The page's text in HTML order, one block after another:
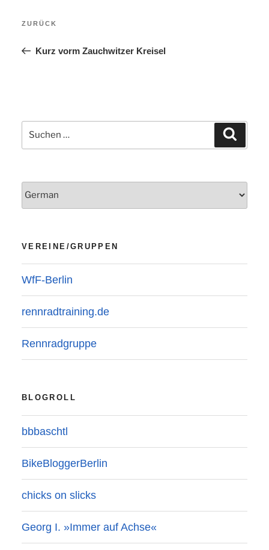
Vorheriger
ZURÜCK
Kurz vorm Zauchwitzer Kreisel
Suchen
nach:
VEREINE/GRUPPEN
WfF-Berlin
rennradtraining.de
Rennradgruppe
BLOGROLL
bbbaschtl
BikeBloggerBerlin
chicks on slicks
Georg I. »Immer auf Achse«